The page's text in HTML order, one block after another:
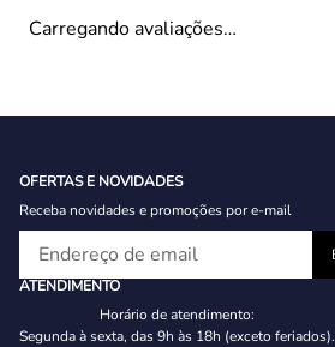
Carregando avaliações…
OFERTAS E NOVIDADES
Receba novidades e promoções por e-mail
ATENDIMENTO
Horário de atendimento:
Segunda à sexta, das 9h às 18h (exceto feriados).